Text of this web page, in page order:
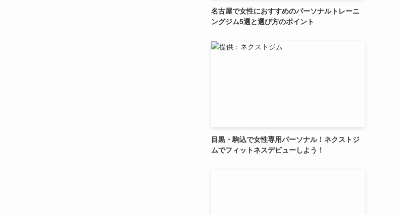
名古屋で女性におすすめのパーソナルトレーニ
ングジム5選と選び方のポイント
目黒・駒込で女性専用パーソナル！ネクストジ
ムでフィットネスデビューしよう！